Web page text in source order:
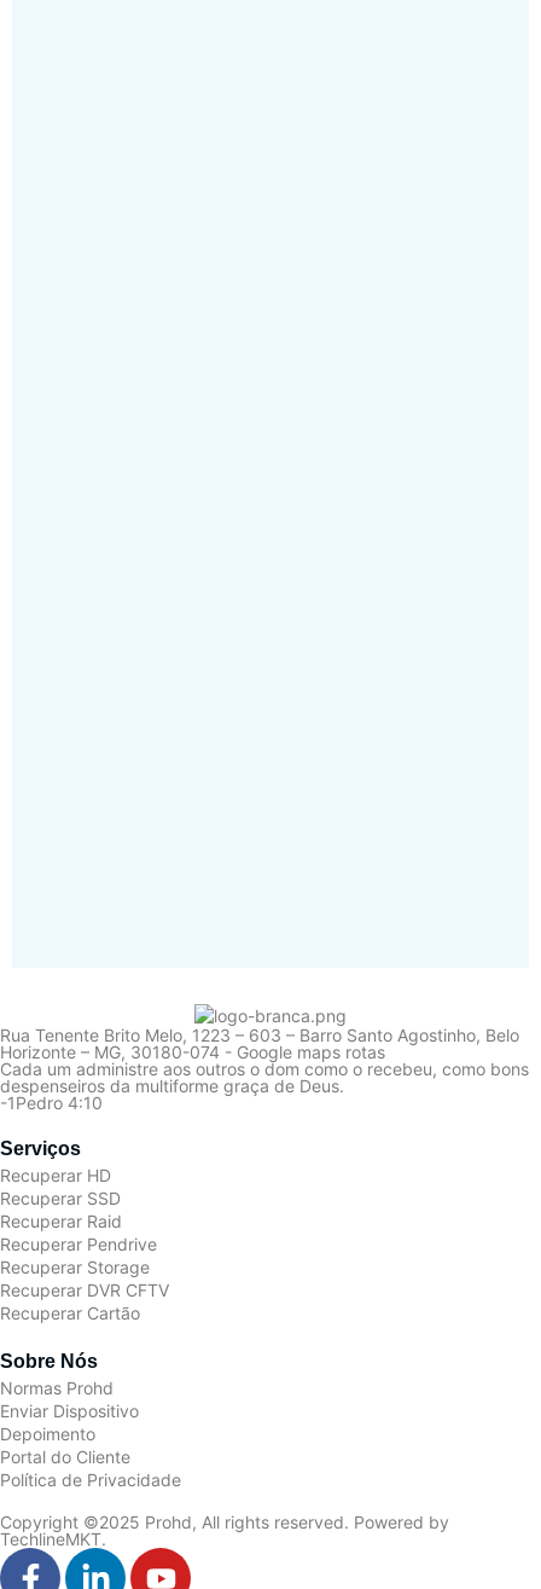
Rua Tenente Brito Melo, 1223 – 603 – Barro Santo Agostinho, Belo
Horizonte – MG, 30180-074 - Google maps rotas
Cada um administre aos outros o dom como o recebeu, como bons
despenseiros da multiforme graça de Deus.
-1Pedro 4:10
Serviços
Recuperar HD
Recuperar SSD
Recuperar Raid
Recuperar Pendrive
Recuperar Storage
Recuperar DVR CFTV
Recuperar Cartão
Sobre Nós
Normas Prohd
Enviar Dispositivo
Depoimento
Portal do Cliente
Política de Privacidade
Copyright ©2025 Prohd, All rights reserved. Powered by
TechlineMKT.